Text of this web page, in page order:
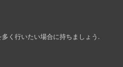
く行いたい場合に持ちましょう.